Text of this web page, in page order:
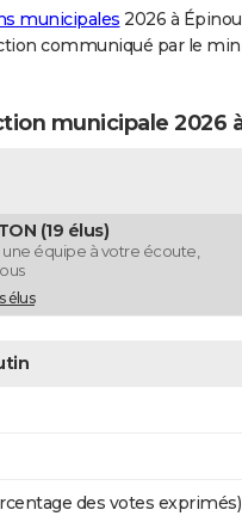
municipales 2026 à
communiqué par le
municipale 2026
(19 élus)
une équipe à votre écoute,
élus
des votes exprimés)